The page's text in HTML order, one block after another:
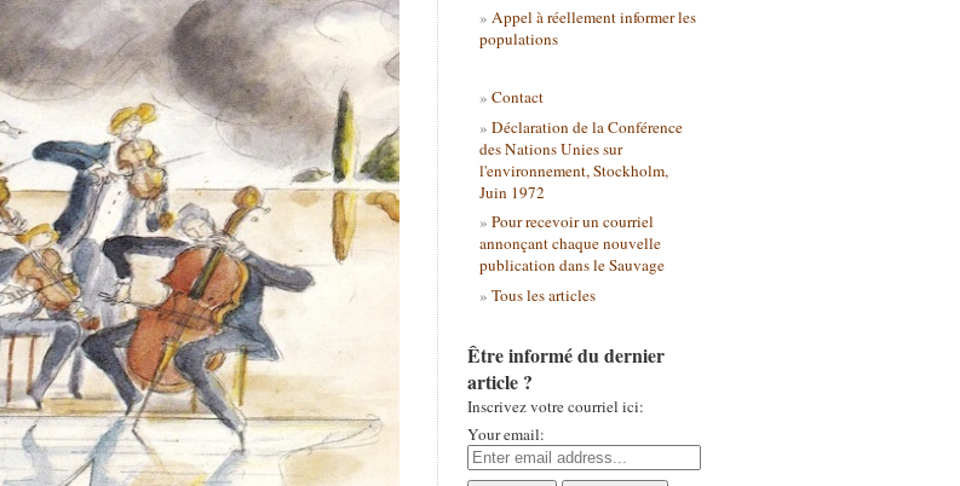
Appel à réellement informer les
populations
Contact
Déclaration de la Conférence
des Nations Unies sur
l'environnement, Stockholm,
Juin 1972
Pour recevoir un courriel
annonçant chaque nouvelle
publication dans le Sauvage
Tous les articles
Être informé du dernier
article ?
Inscrivez votre courriel ici:
Your email: